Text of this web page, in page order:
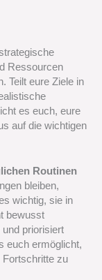
Ressourcen
Teilt eure Ziele in
es euch, eure
auf die wichtigen
Routinen
bleiben,
wichtig, sie in
bewusst
und priorisiert
euch ermöglicht,
Fortschritte zu